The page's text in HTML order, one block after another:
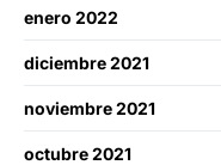
enero 2022
diciembre 2021
noviembre 2021
octubre 2021